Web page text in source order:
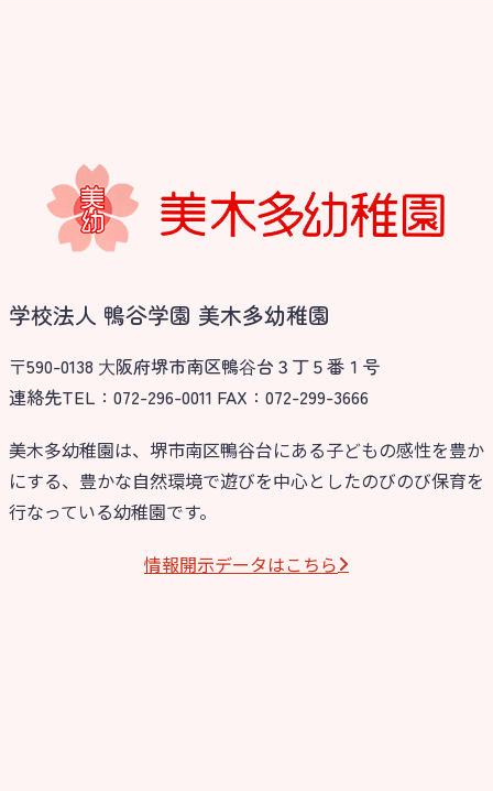
学校法人 鴨谷学園 美木多幼稚園
〒590-0138 ⼤阪府堺市南区鴨⾕台３丁５番１号
連絡先TEL：072-296-0011 FAX：072-299-3666
美木多幼稚園は、堺市南区鴨谷台にある子どもの感性を豊か
にする、豊かな自然環境で遊びを中心としたのびのび保育を
行なっている幼稚園です。
情報開⽰データはこちら